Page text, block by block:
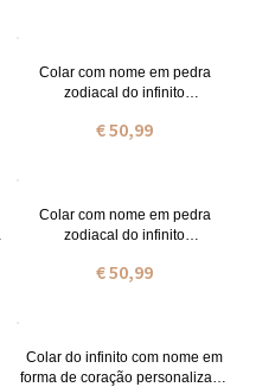
Colar com nome em pedra
zodiacal do infinito
€ 50,99
Colar com nome em pedra
zodiacal do infinito
€ 50,99
Colar do infinito com nome em
forma de coração personalizado